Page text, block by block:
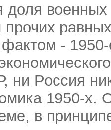
доля
-
ни Россия
1950-х.
в